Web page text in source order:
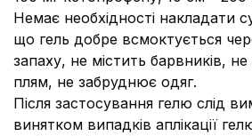
Немає необхідності накладати
що гель добре всмоктується
запаху, не містить барвників,
плям, не забруднює одяг.
Після застосування гелю слід
винятком випадків аплікації